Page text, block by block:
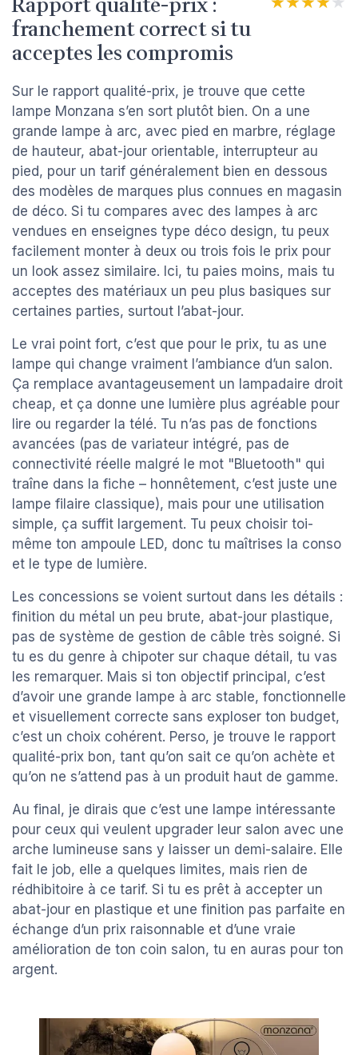
franchement correct si tu
acceptes les compromis
Sur le rapport qualité-prix, je trouve que cette
lampe Monzana s’en sort plutôt bien. On a une
grande lampe à arc, avec pied en marbre, réglage
de hauteur, abat-jour orientable, interrupteur au
pied, pour un tarif généralement bien en dessous
des modèles de marques plus connues en magasin
de déco. Si tu compares avec des lampes à arc
vendues en enseignes type déco design, tu peux
facilement monter à deux ou trois fois le prix pour
un look assez similaire. Ici, tu paies moins, mais tu
acceptes des matériaux un peu plus basiques sur
certaines parties, surtout l’abat-jour.
Le vrai point fort, c’est que pour le prix, tu as une
lampe qui change vraiment l’ambiance d’un salon.
Ça remplace avantageusement un lampadaire droit
cheap, et ça donne une lumière plus agréable pour
lire ou regarder la télé. Tu n’as pas de fonctions
avancées (pas de variateur intégré, pas de
connectivité réelle malgré le mot "Bluetooth" qui
traîne dans la fiche – honnêtement, c’est juste une
lampe filaire classique), mais pour une utilisation
simple, ça suffit largement. Tu peux choisir toi-
même ton ampoule LED, donc tu maîtrises la conso
et le type de lumière.
Les concessions se voient surtout dans les détails :
finition du métal un peu brute, abat-jour plastique,
pas de système de gestion de câble très soigné. Si
tu es du genre à chipoter sur chaque détail, tu vas
les remarquer. Mais si ton objectif principal, c’est
d’avoir une grande lampe à arc stable, fonctionnelle
et visuellement correcte sans exploser ton budget,
c’est un choix cohérent. Perso, je trouve le rapport
qualité-prix bon, tant qu’on sait ce qu’on achète et
qu’on ne s’attend pas à un produit haut de gamme.
Au final, je dirais que c’est une lampe intéressante
pour ceux qui veulent upgrader leur salon avec une
arche lumineuse sans y laisser un demi-salaire. Elle
fait le job, elle a quelques limites, mais rien de
rédhibitoire à ce tarif. Si tu es prêt à accepter un
abat-jour en plastique et une finition pas parfaite en
échange d’un prix raisonnable et d’une vraie
amélioration de ton coin salon, tu en auras pour ton
argent.